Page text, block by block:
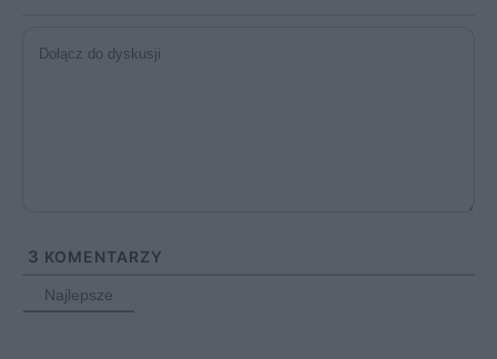
3 KOMENTARZY
Najlepsze